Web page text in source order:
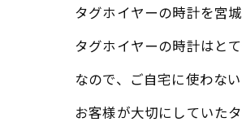
タグホイヤーの時計を宮
タグホイヤーの時計はと
なので、ご自宅に使わな
お客様が大切にしていた